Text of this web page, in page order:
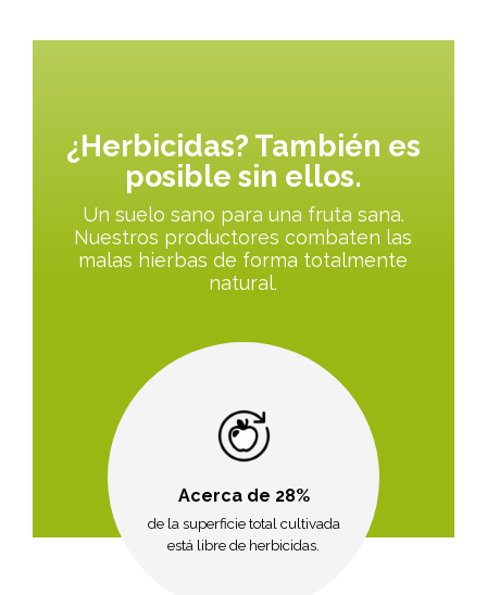
¿Herbicidas? También es
posible sin ellos.
Un suelo sano para una fruta sana.
Nuestros productores combaten las
malas hierbas de forma totalmente
natural.
Acerca de 28%
de la superficie total cultivada
está libre de herbicidas.